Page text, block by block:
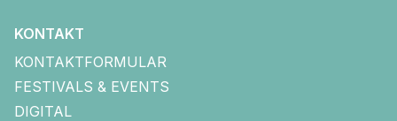
KONTAKT
KONTAKTFORMULAR
FESTIVALS & EVENTS
DIGITAL